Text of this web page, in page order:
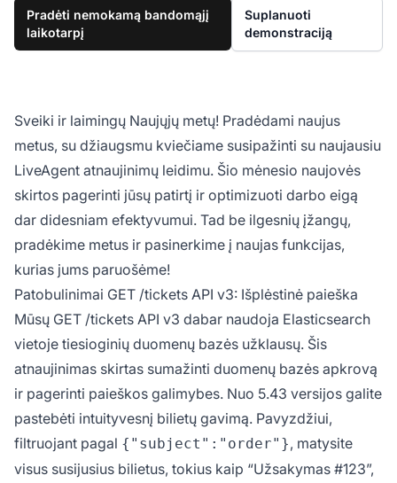
Pradėti nemokamą bandomąjį
laikotarpį
Suplanuoti
demonstraciją
Sveiki ir laimingų Naujųjų metų! Pradėdami naujus
metus, su džiaugsmu kviečiame susipažinti su naujausiu
LiveAgent atnaujinimų leidimu. Šio mėnesio naujovės
skirtos pagerinti jūsų patirtį ir optimizuoti darbo eigą
dar didesniam efektyvumui. Tad be ilgesnių įžangų,
pradėkime metus ir pasinerkime į naujas funkcijas,
kurias jums paruošėme!
Patobulinimai GET /tickets API v3: Išplėstinė paieška
Mūsų GET /tickets API v3 dabar naudoja Elasticsearch
vietoje tiesioginių duomenų bazės užklausų. Šis
atnaujinimas skirtas sumažinti duomenų bazės apkrovą
ir pagerinti paieškos galimybes. Nuo 5.43 versijos galite
pastebėti intuityvesnį bilietų gavimą. Pavyzdžiui,
filtruojant pagal {"subject":"order"}, matysite
visus susijusius bilietus, tokius kaip “Užsakymas #123”,